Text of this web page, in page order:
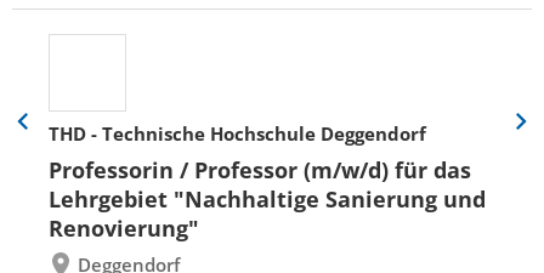
THD - Technische Hochschule Deggendorf
Professorin / Professor (m/w/d) für das
Lehrgebiet "Nachhaltige Sanierung und
Renovierung"
Deggendorf
Eine
zurück
Eine